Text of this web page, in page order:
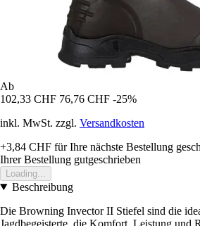
Ab
102,33 CHF 76,76 CHF -25%
inkl. MwSt. zzgl. Versandkosten
+3,84 CHF für Ihre nächste Bestellung
Ihrer Bestellung gutgeschrieben
Loading...
Beschreibung
Die Browning Invector II Stiefel sind die
Jagdbegeisterte, die Komfort, Leistung und